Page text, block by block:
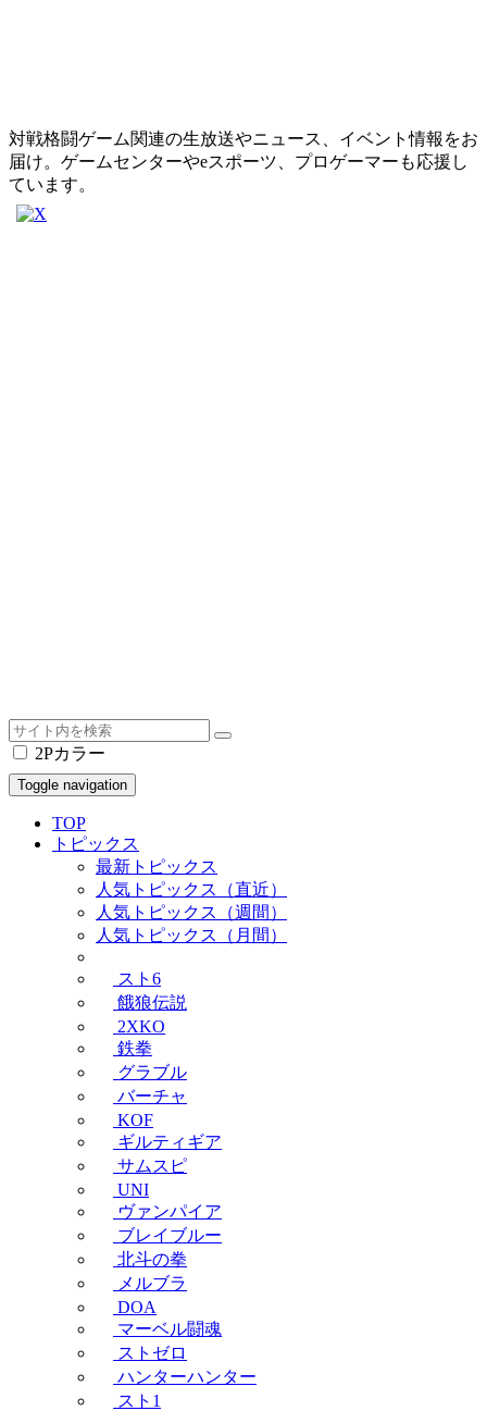
対戦格闘ゲーム関連の生放送やニュース、イベント情報をお
届け。ゲームセンターやeスポーツ、プロゲーマーも応援し
ています。
2Pカラー
Toggle navigation
TOP
トピックス
最新トピックス
人気トピックス（直近）
人気トピックス（週間）
人気トピックス（月間）
スト6
餓狼伝説
2XKO
鉄拳
グラブル
バーチャ
KOF
ギルティギア
サムスピ
UNI
ヴァンパイア
ブレイブルー
北斗の拳
メルブラ
DOA
マーベル闘魂
ストゼロ
ハンターハンター
スト1